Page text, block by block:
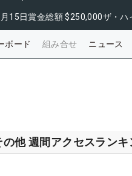
15日賞金総額 $250,000ザ・ハ
ボード 組み合せ ニュース
他 週間アクセスランキ